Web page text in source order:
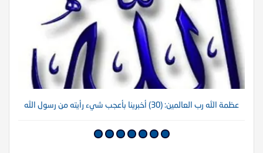
عظمة الله رب العالمين: (30) أخبرينا بأعجب شيء رأيته من رسول الله